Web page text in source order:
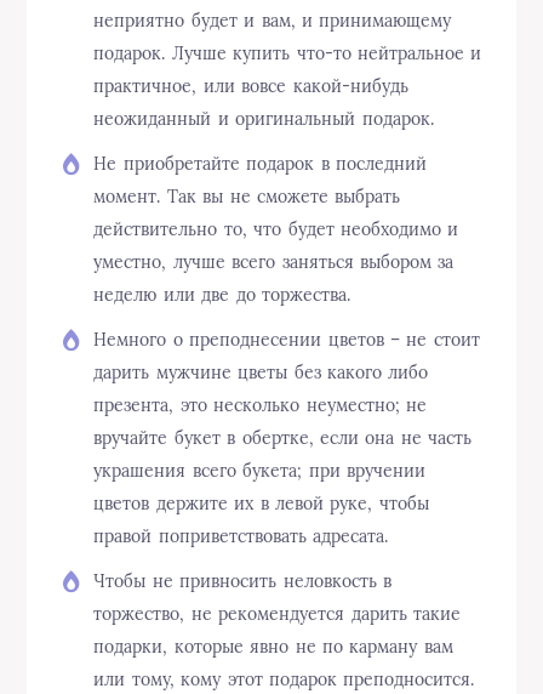
неприятно будет и вам, и принимающему
подарок. Лучше купить что-то нейтральное и
практичное, или вовсе какой-нибудь
неожиданный и оригинальный подарок.
Не приобретайте подарок в последний
момент. Так вы не сможете выбрать
действительно то, что будет необходимо и
уместно, лучше всего заняться выбором за
неделю или две до торжества.
Немного о преподнесении цветов – не стоит
дарить мужчине цветы без какого либо
презента, это несколько неуместно; не
вручайте букет в обертке, если она не часть
украшения всего букета; при вручении
цветов держите их в левой руке, чтобы
правой поприветствовать адресата.
Чтобы не привносить неловкость в
торжество, не рекомендуется дарить такие
подарки, которые явно не по карману вам
или тому, кому этот подарок преподносится.